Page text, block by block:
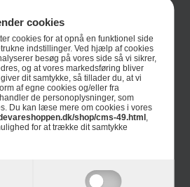
cookies
cookies for at opnå en funktionel side
indstillinger. Ved hjælp af cookies
besøg på vores side så vi sikrer,
og at vores markedsføring bliver
dit samtykke, så tillader du, at vi
af egne cookies og/eller fra
de personoplysninger, som
Du kan læse mere om cookies i vores
shop/cms-49.html ,
for at trække dit samtykke
Trustpilot
E-mærket
4 års garanti
Guides
Links